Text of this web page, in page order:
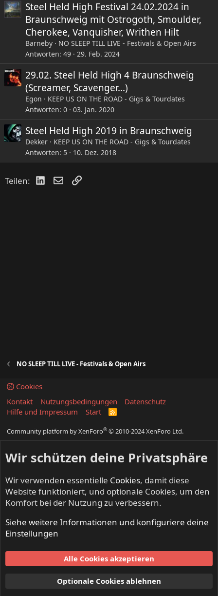
Steel Held High Festival 24.02.2024 in
Braunschweig mit Ostrogoth, Smoulder,
Cherokee, Vanquisher, Writhen Hilt
Barneby
NO SLEEP TILL LIVE - Festivals & Open Airs
Antworten 49 29. Feb. 2024
29.02. Steel Held High 4 Braunschweig
(Screamer, Scavenger...)
Egon
KEEP US ON THE ROAD - Gigs & Tourdates
Antworten 0 03. Jan. 2020
Steel Held High 2019 in Braunschweig
Dekker
KEEP US ON THE ROAD - Gigs & Tourdates
Antworten 5 10. Dez. 2018
Teilen: LinkedIn
E-MailLink
NO SLEEP TILL LIVE - Festivals & Open Airs
Cookies
Kontakt
Nutzungsbedingungen
Datenschutz
Hilfe und Impressum
Start
R
S
Community platform by XenForo® © 2010-2024 XenForo Ltd.
Wir schützen deine Privatsphäre
Wir verwenden essentielle Cookies, damit diese
Website funktioniert, und optionale Cookies, um den
Komfort bei der Nutzung zu verbessern.
Siehe weitere Informationen und konfiguriere deine
Einstellungen
Alle Cookies akzeptieren
Optionale Cookies ablehnen